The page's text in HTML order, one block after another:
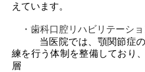
えています。
・歯科口腔リハビリテーショ
当医院では、顎関節症
練を行う体制を整備しており
層